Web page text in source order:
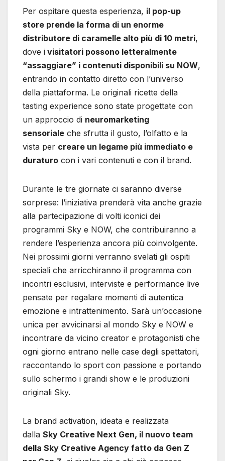
Per ospitare questa esperienza, il pop-up
store prende la forma di un enorme
distributore di caramelle alto più di 10 metri,
dove i visitatori possono letteralmente
“assaggiare” i contenuti disponibili su NOW,
entrando in contatto diretto con l’universo
della piattaforma. Le originali ricette della
tasting experience sono state progettate con
un approccio di neuromarketing
sensoriale che sfrutta il gusto, l’olfatto e la
vista per creare un legame più immediato e
duraturo con i vari contenuti e con il brand.
Durante le tre giornate ci saranno diverse
sorprese: l’iniziativa prenderà vita anche grazie
alla partecipazione di volti iconici dei
programmi Sky e NOW, che contribuiranno a
rendere l’esperienza ancora più coinvolgente.
Nei prossimi giorni verranno svelati gli ospiti
speciali che arricchiranno il programma con
incontri esclusivi, interviste e performance live
pensate per regalare momenti di autentica
emozione e intrattenimento. Sarà un’occasione
unica per avvicinarsi al mondo Sky e NOW e
incontrare da vicino creator e protagonisti che
ogni giorno entrano nelle case degli spettatori,
raccontando lo sport con passione e portando
sullo schermo i grandi show e le produzioni
originali Sky.
La brand activation, ideata e realizzata
dalla Sky Creative Next Gen, il nuovo team
della Sky Creative Agency fatto da Gen Z